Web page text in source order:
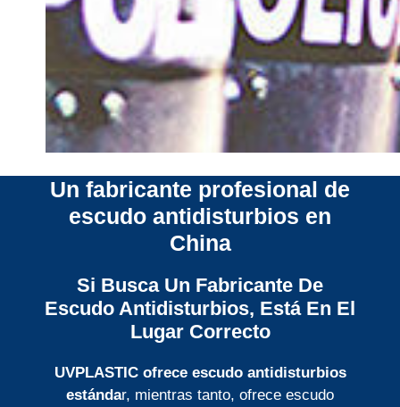
Un fabricante profesional de
escudo antidisturbios en
China
Si Busca Un Fabricante De
Escudo Antidisturbios, Está En El
Lugar Correcto
UVPLASTIC ofrece escudo antidisturbios
estándar, mientras tanto, ofrece escudo